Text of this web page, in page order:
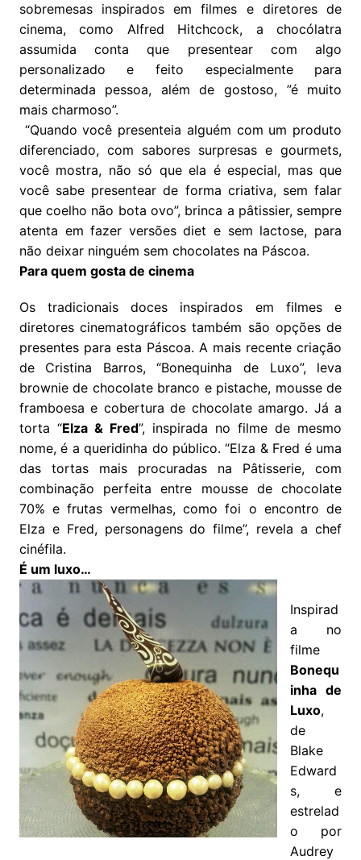
sobremesas inspirados em filmes e diretores de
cinema, como Alfred Hitchcock, a chocólatra
assumida conta que presentear com algo
personalizado e feito especialmente para
determinada pessoa, além de gostoso, ”é muito
mais charmoso”.
“Quando você presenteia alguém com um produto
diferenciado, com sabores surpresas e gourmets,
você mostra, não só que ela é especial, mas que
você sabe presentear de forma criativa, sem falar
que coelho não bota ovo”, brinca a pâtissier, sempre
atenta em fazer versões diet e sem lactose, para
não deixar ninguém sem chocolates na Páscoa.
Para quem gosta de cinema
Os tradicionais doces inspirados em filmes e
diretores cinematográficos também são opções de
presentes para esta Páscoa. A mais recente criação
de Cristina Barros, “Bonequinha de Luxo”, leva
brownie de chocolate branco e pistache, mousse de
framboesa e cobertura de chocolate amargo. Já a
torta “Elza & Fred”, inspirada no filme de mesmo
nome, é a queridinha do público. “Elza & Fred é uma
das tortas mais procuradas na Pâtisserie, com
combinação perfeita entre mousse de chocolate
70% e frutas vermelhas, como foi o encontro de
Elza e Fred, personagens do filme”, revela a chef
cinéfila.
É um luxo…
Inspirad
a no
filme
Bonequ
inha de
Luxo,
de
Blake
Edward
s, e
estrelad
o por
Audrey